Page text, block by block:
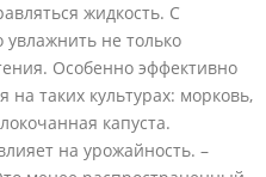
жидкость. С
не только
Особенно эффективно
на таких культурах: морковь,
капуста.
на урожайность. –